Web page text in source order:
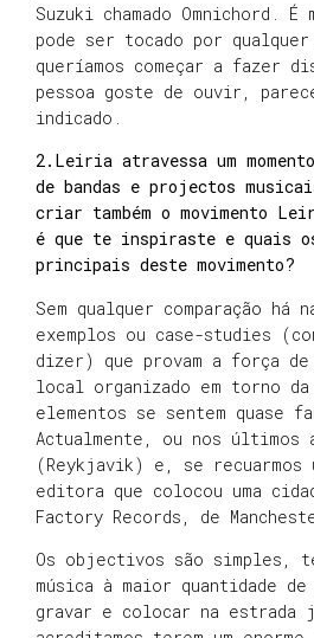
Suzuki chamado Omnichord.
pode ser tocado por qualquer
queríamos começar a fazer
pessoa goste de ouvir,
indicado.
2.Leiria atravessa um
de bandas e projectos
criar também o movimento
é que te inspiraste e quais
principais deste movimento?
Sem qualquer comparação há
exemplos ou case-studies
dizer) que provam a força de
local organizado em torno
elementos se sentem quase
Actualmente, ou nos últimos
(Reykjavik) e, se recuarmos
editora que colocou uma
Factory Records, de
Os objectivos são simples,
música à maior quantidade
gravar e colocar na estrada